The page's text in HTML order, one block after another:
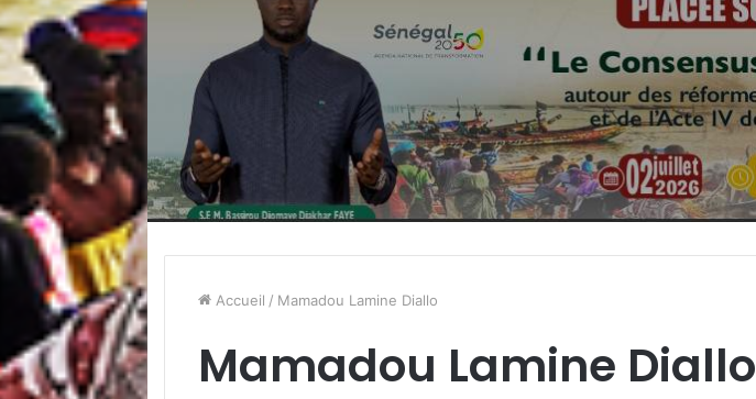
Accueil / Mamadou Lamine Diallo
Mamadou Lamine Diallo